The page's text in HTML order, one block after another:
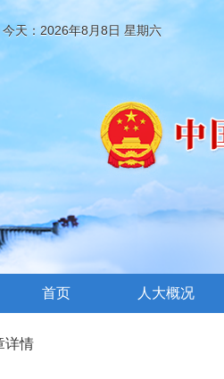
今天：2026年8月8日 星期六
首页 人大概况
详情